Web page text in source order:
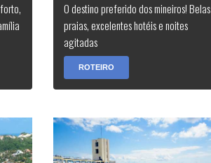
O destino preferido dos mineiros! Belas
praias, excelentes hotéis e noites
agitadas
ROTEIRO